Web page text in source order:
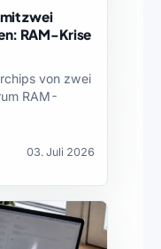
zwei
RAM-Krise
von zwei
RAM-
03. Juli 2026